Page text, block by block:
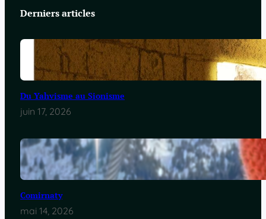
Derniers articles
Du Yahvisme au Sionisme
juin 17, 2026
Comirnaty
mai 14, 2026